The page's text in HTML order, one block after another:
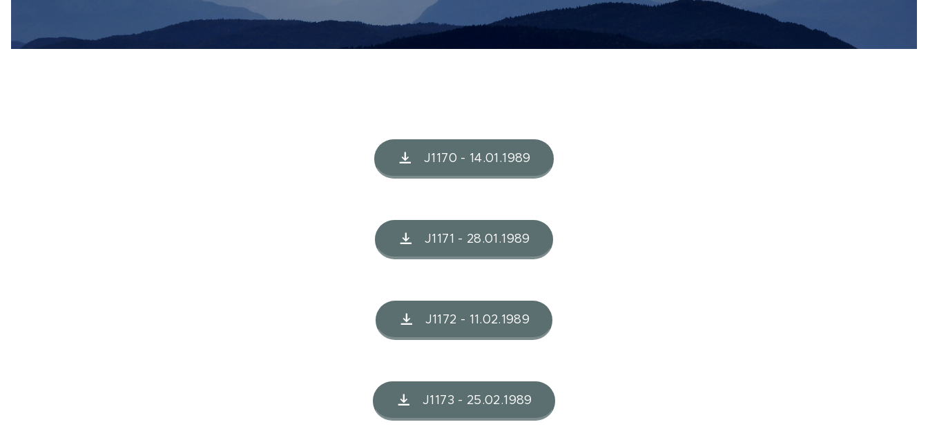
J1170 - 14.01.1989
J1171 - 28.01.1989
J1172 - 11.02.1989
J1173 - 25.02.1989